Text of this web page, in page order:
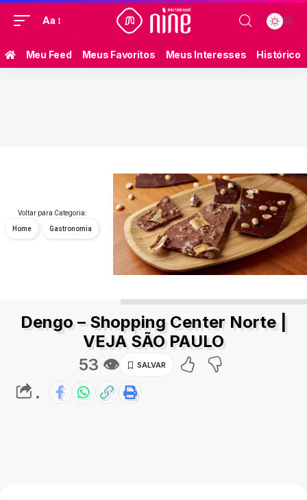
Aa
Meu Feed Meus Favoritos Meus Interesses Histórico
Voltar para Categoria:
Home Gastronomia
Dengo – Shopping Center Norte |
VEJA SÃO PAULO
53 👁
.